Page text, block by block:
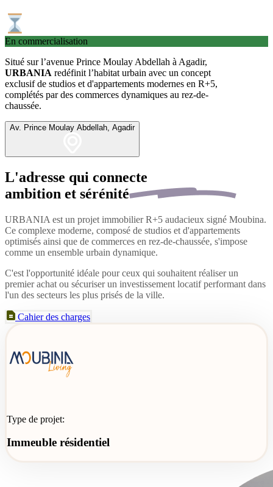
En commercialisation
Situé sur l’avenue Prince Moulay Abdellah à Agadir,
URBANIA redéfinit l’habitat urbain avec un concept
exclusif de studios et d'appartements modernes en R+5,
complétés par des commerces dynamiques au rez-de-
chaussée.
Av. Prince Moulay Abdellah, Agadir
L'adresse qui connecte
ambition et sérénité
URBANIA est un projet immobilier R+5 audacieux signé Moubina.
Ce complexe moderne, composé de studios et d'appartements
optimisés ainsi que de commerces en rez-de-chaussée, s'impose
comme un ensemble urbain dynamique.
C'est l'opportunité idéale pour ceux qui souhaitent réaliser un
premier achat ou sécuriser un investissement locatif performant dans
l'un des secteurs les plus prisés de la ville.
Cahier des charges
Type de projet:
Immeuble résidentiel